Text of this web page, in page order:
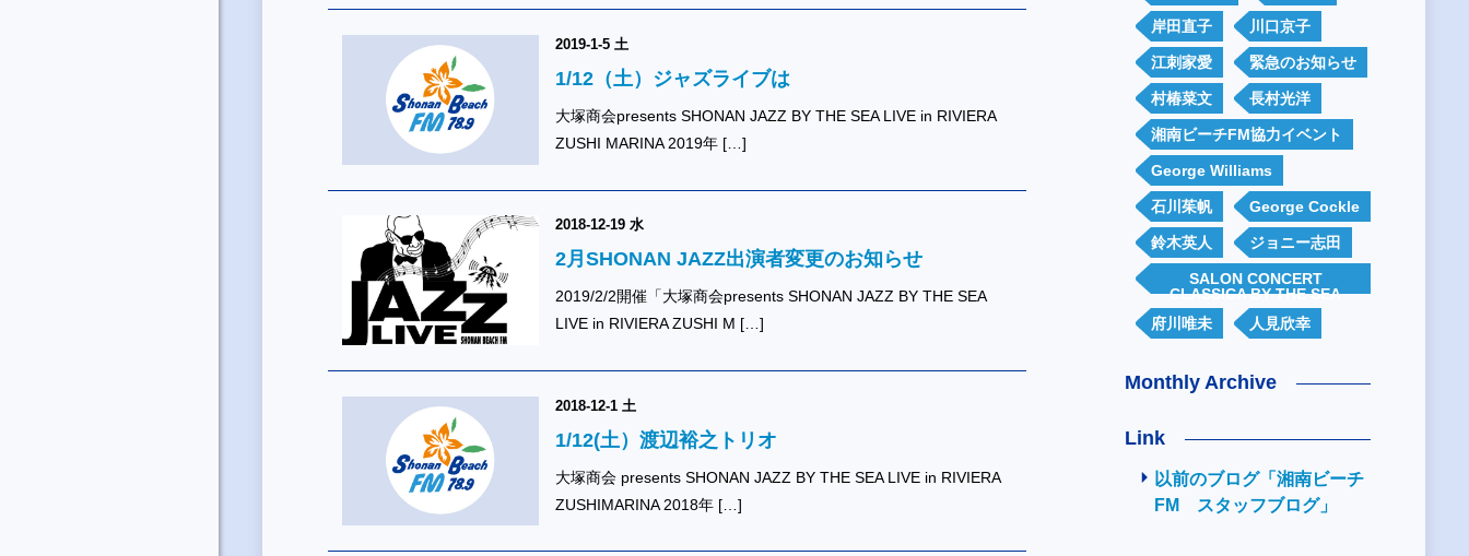
2019-1-5 土
1/12（土）ジャズライブは
大塚商会presents SHONAN JAZZ BY THE SEA LIVE in RIVIERA
ZUSHI MARINA 2019年 […]
2018-12-19 水
2月SHONAN JAZZ出演者変更のお知らせ
2019/2/2開催「大塚商会presents SHONAN JAZZ BY THE SEA
LIVE in RIVIERA ZUSHI M […]
2018-12-1 土
1/12(土）渡辺裕之トリオ
大塚商会 presents SHONAN JAZZ BY THE SEA LIVE in RIVIERA
ZUSHIMARINA 2018年 […]
岸田直子 川口京子
江刺家愛 緊急のお知らせ
村椿菜文 長村光洋
湘南ビーチFM協力イベント
George Williams
石川茱帆 George Cockle
鈴木英人 ジョニー志田
SALON CONCERT
CLASSICA BY THE SEA
府川唯未
人見欣幸
Monthly Archive
Link
以前のブログ「湘南ビーチ
FM スタッフブログ」